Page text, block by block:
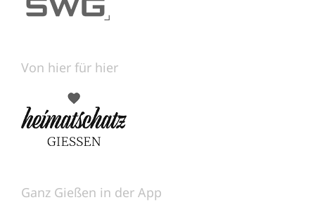
Von hier für hier
Ganz Gießen in der App